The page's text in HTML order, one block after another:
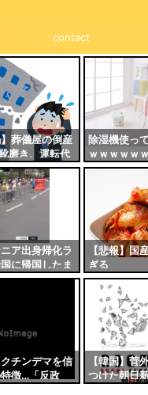
contact
葬儀屋の倒産
磨き、運転代
たる業種が苦
除湿機使っ
ｗｗｗｗｗ
ニア出身帰化ラ
に帰国したま
人激怒ｗｗｗ
【悲報】国
ぎる
クチンデマを信
特徴…「反政
【韓国】菅
つけた朝日